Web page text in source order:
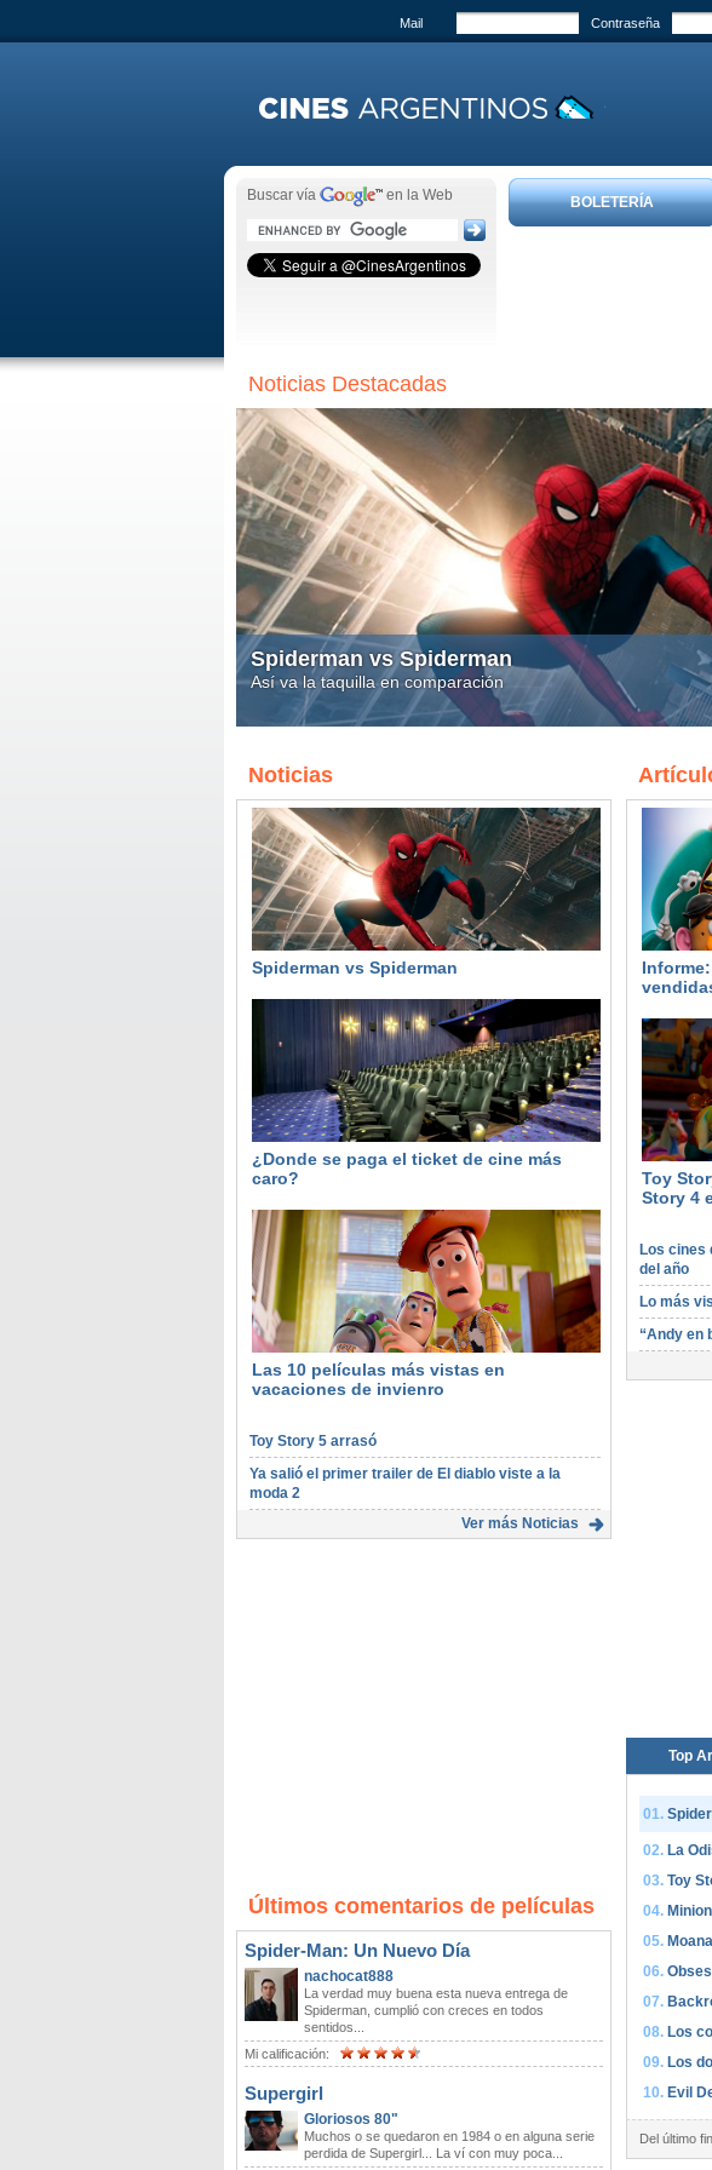
Mail Contraseña
Buscar vía en la Web BOLETERÍA
Noticias Destacadas
Informe: los 100 cines con más entradas
invierno
Analizo las cifras de los cines entre el 1º de julio y el
Noticias
Spiderman vs Spiderman
¿Donde se paga el ticket de cine más
caro?
Las 10 películas más vistas en
vacaciones de invienro
Toy Story 5 arrasó
Ya salió el primer trailer de El diablo viste a la
moda 2
Ver más Noticias
Últimos comentarios de películas
Spider-Man: Un Nuevo Día
nachocat888
La verdad muy buena esta nueva entrega de
Spiderman, cumplió con creces en todos
sentidos...
Mi calificación:
Supergirl
Gloriosos 80"
Muchos o se quedaron en 1984 o en alguna serie
perdida de Supergirl... La ví con muy poca...
Toy
Story 4
Los cines
del año
Lo más
“Andy en
Top
La
Toy
Los
Los
Evil
Del último